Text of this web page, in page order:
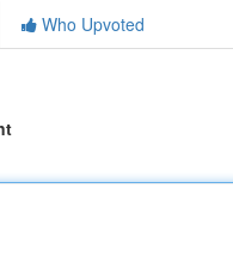
Who Upvoted